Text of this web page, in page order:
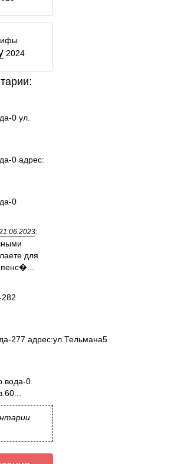
2024
0 ул.
0 адрес:
0
:
для
282
277.адрес:ул.Тельмана5
0.